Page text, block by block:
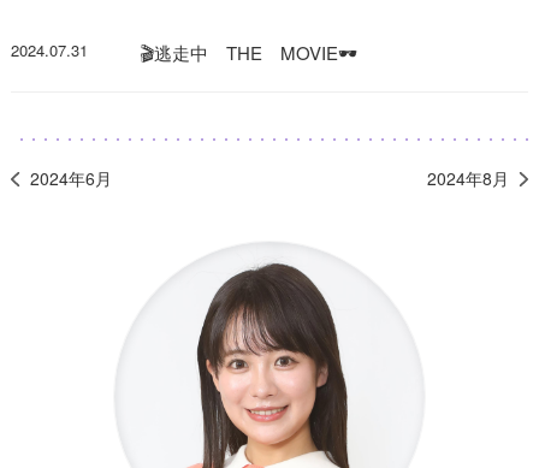
2024.07.31 🎬逃走中 THE MOVIE🕶️
2024年6月 2024年8月